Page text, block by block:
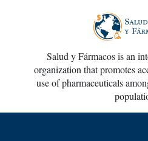
Salud y Fármacos is an
organization that promotes
use of pharmaceuticals